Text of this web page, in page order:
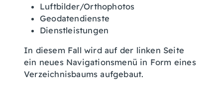
Luftbilder/Orthophotos
Geodatendienste
Dienstleistungen
In diesem Fall wird auf der linken Seite
ein neues Navigationsmenü in Form eines
Verzeichnisbaums aufgebaut.